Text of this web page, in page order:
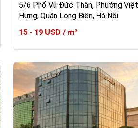
5/6 Phố Vũ Đức Thận, Phường Việt
Hưng, Quận Long Biên, Hà Nội
15 - 19 USD / m²